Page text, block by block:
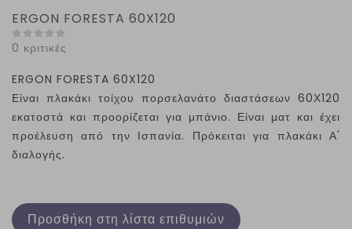
ERGON FORESTA 60X120
0 κριτικές
ERGON FORESTA 60X120
Είναι πλακάκι τοίχου πορσελανάτο διαστάσεων 60Χ120
εκατοστά και προορίζεται για μπάνιο. Είναι ματ και έχει
προέλευση από την Ισπανία. Πρόκειται για πλακάκι Α'
διαλογής.
Προσθήκη στη λίστα επιθυμιών